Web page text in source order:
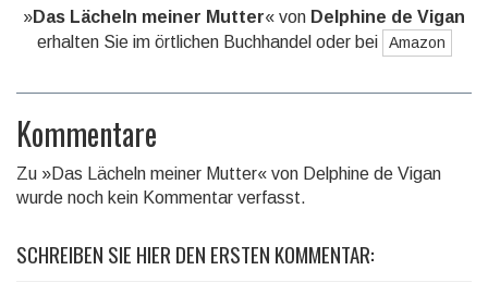
»Das Lächeln meiner Mutter« von Delphine de Vigan
erhalten Sie im örtlichen Buchhandel oder bei
Amazon
Kommentare
Zu »Das Lächeln meiner Mutter« von Delphine de Vigan
wurde noch kein Kommentar verfasst.
SCHREIBEN SIE HIER DEN ERSTEN KOMMENTAR: